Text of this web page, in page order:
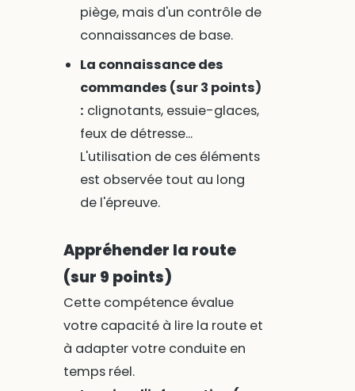
piège, mais d'un contrôle de
connaissances de base.
La connaissance des
commandes (sur 3 points)
: clignotants, essuie-glaces,
feux de détresse...
L'utilisation de ces éléments
est observée tout au long
de l'épreuve.
Appréhender la route
(sur 9 points)
Cette compétence évalue
votre capacité à lire la route et
à adapter votre conduite en
temps réel.